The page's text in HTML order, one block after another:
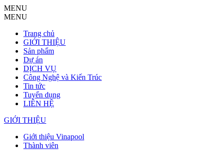
MENU
MENU
Trang chủ
GIỚI THIỆU
Sản phẩm
Dự án
DỊCH VỤ
Công Nghệ và Kiến Trúc
Tin tức
Tuyển dụng
LIÊN HỆ
GIỚI THIỆU
Giới thiệu Vinapool
Thành viên